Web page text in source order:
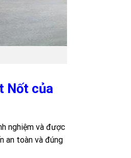
Nốt của
nghiệm và được
an toàn và đúng